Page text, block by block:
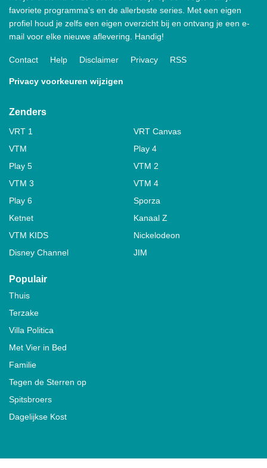
favoriete programma's en de allerbeste series. Met een eigen
profiel houd je zelfs een eigen overzicht bij en ontvang je een e-
mail voor elke nieuwe aflevering. Handig!
Contact Help Disclaimer Privacy RSS
Privacy voorkeuren wijzigen
Zenders
VRT 1
VRT Canvas
VTM
Play 4
Play 5
VTM 2
VTM 3
VTM 4
Play 6
Sporza
Ketnet
Kanaal Z
VTM KIDS
Nickelodeon
Disney Channel
JIM
Populair
Thuis
Terzake
Villa Politica
Met Vier in Bed
Familie
Tegen de Sterren op
Spitsbroers
Dagelijkse Kost